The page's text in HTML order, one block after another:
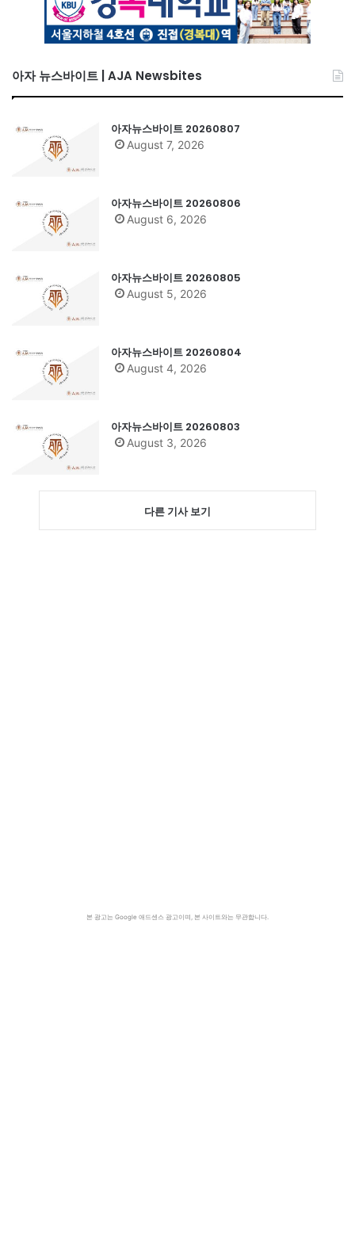
아자 뉴스바이트 | AJA Newsbites
아자뉴스바이트 20260807
August 7, 2026
아자뉴스바이트 20260806
August 6, 2026
아자뉴스바이트 20260805
August 5, 2026
아자뉴스바이트 20260804
August 4, 2026
아자뉴스바이트 20260803
August 3, 2026
다른 기사 보기
본 광고는 Google 애드센스 광고이며, 본 사이트와는 무관합니다.